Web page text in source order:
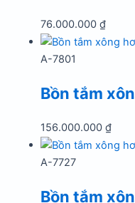
76.000.000₫
A-7801
Bồn tắm
156.000.000₫
A-7727
Bồn tắm